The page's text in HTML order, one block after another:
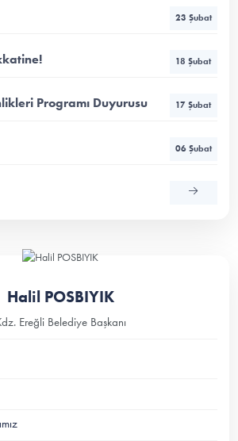
23 Şubat
18 Şubat
Programı Duyurusu 17 Şubat
06 Şubat
Halil POSBIYIK
Ereğli Belediye Başkanı